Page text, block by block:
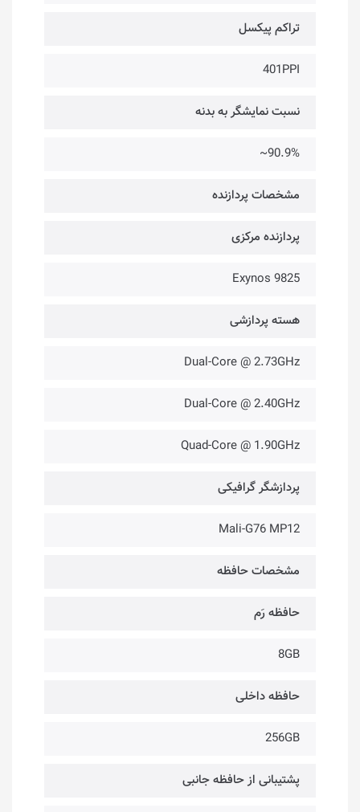
تراکم پیکسل
401PPI
نسبت نمایشگر به بدنه
90.9%~
مشخصات پردازنده‌
پردازنده مرکزی
Exynos 9825
هسته پردازشی
Dual-Core @ 2.73GHz
Dual-Core @ 2.40GHz
Quad-Core @ 1.90GHz
پردازشگر گرافیکی
Mali-G76 MP12
مشخصات حافظه
حافظه رَم
8GB
حافظه داخلی
256GB
پشتیبانی از حافظه جانبی